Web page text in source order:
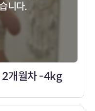
니다.
2개월차 -4kg